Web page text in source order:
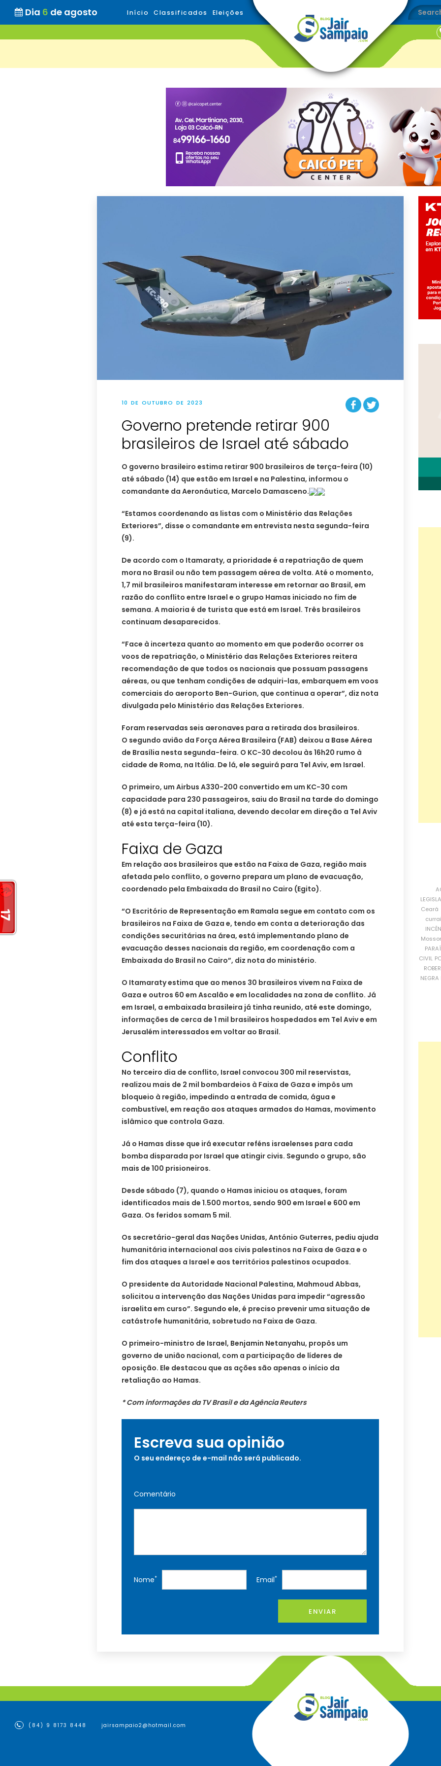
Dia 6 de agosto Início Classificados Eleições
10 DE OUTUBRO DE 2023
Governo pretende retirar 900
brasileiros de Israel até sábado
O governo brasileiro estima retirar 900 brasileiros de terça-feira (10)
até sábado (14) que estão em Israel e na Palestina, informou o
comandante da Aeronáutica, Marcelo Damasceno.
“Estamos coordenando as listas com o Ministério das Relações
Exteriores”, disse o comandante em entrevista nesta segunda-feira
(9).
De acordo com o Itamaraty, a prioridade é a repatriação de quem
mora no Brasil ou não tem passagem aérea de volta. Até o momento,
1,7 mil brasileiros manifestaram interesse em retornar ao Brasil, em
razão do conflito entre Israel e o grupo Hamas iniciado no fim de
semana. A maioria é de turista que está em Israel. Três brasileiros
continuam desaparecidos.
“Face à incerteza quanto ao momento em que poderão ocorrer os
voos de repatriação, o Ministério das Relações Exteriores reitera
recomendação de que todos os nacionais que possuam passagens
aéreas, ou que tenham condições de adquiri-las, embarquem em voos
comerciais do aeroporto Ben-Gurion, que continua a operar”, diz nota
divulgada pelo Ministério das Relações Exteriores.
Foram reservadas seis aeronaves para a retirada dos brasileiros.
O segundo avião da Força Aérea Brasileira (FAB) deixou a Base Aérea
de Brasília nesta segunda-feira. O KC-30 decolou às 16h20 rumo à
cidade de Roma, na Itália. De lá, ele seguirá para Tel Aviv, em Israel.
O primeiro, um Airbus A330-200 convertido em um KC-30 com
capacidade para 230 passageiros, saiu do Brasil na tarde do domingo
(8) e já está na capital italiana, devendo decolar em direção a Tel Aviv
até esta terça-feira (10).
Faixa de Gaza
Em relação aos brasileiros que estão na Faixa de Gaza, região mais
afetada pelo conflito, o governo prepara um plano de evacuação,
coordenado pela Embaixada do Brasil no Cairo (Egito).
“O Escritório de Representação em Ramala segue em contato com os
brasileiros na Faixa de Gaza e, tendo em conta a deterioração das
condições securitárias na área, está implementando plano de
evacuação desses nacionais da região, em coordenação com a
Embaixada do Brasil no Cairo”, diz nota do ministério.
O Itamaraty estima que ao menos 30 brasileiros vivem na Faixa de
Gaza e outros 60 em Ascalão e em localidades na zona de conflito. Já
em Israel, a embaixada brasileira já tinha reunido, até este domingo,
informações de cerca de 1 mil brasileiros hospedados em Tel Aviv e em
Jerusalém interessados em voltar ao Brasil.
Conflito
No terceiro dia de conflito, Israel convocou 300 mil reservistas,
realizou mais de 2 mil bombardeios à Faixa de Gaza e impôs um
bloqueio à região, impedindo a entrada de comida, água e
combustível, em reação aos ataques armados do Hamas, movimento
islâmico que controla Gaza.
Já o Hamas disse que irá executar reféns israelenses para cada
bomba disparada por Israel que atingir civis. Segundo o grupo, são
mais de 100 prisioneiros.
Desde sábado (7), quando o Hamas iniciou os ataques, foram
identificados mais de 1.500 mortos, sendo 900 em Israel e 600 em
Gaza. Os feridos somam 5 mil.
Os secretário-geral das Nações Unidas, António Guterres, pediu ajuda
humanitária internacional aos civis palestinos na Faixa de Gaza e o
fim dos ataques a Israel e aos territórios palestinos ocupados.
O presidente da Autoridade Nacional Palestina, Mahmoud Abbas,
solicitou a intervenção das Nações Unidas para impedir “agressão
israelita em curso”. Segundo ele, é preciso prevenir uma situação de
catástrofe humanitária, sobretudo na Faixa de Gaza.
O primeiro-ministro de Israel, Benjamin Netanyahu, propôs um
governo de união nacional, com a participação de líderes de
oposição. Ele destacou que as ações são apenas o início da
retaliação ao Hamas.
* Com informações da TV Brasil e da Agência Reuters
Escreva sua opinião
O seu endereço de e-mail não será publicado.
Comentário
Nome* Email*
ENVIAR
Ceará
CIVIL
NEGRA
(84) 9 8173 8448 jairsampaio2@hotmail.com